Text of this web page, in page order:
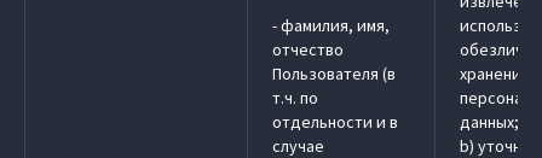
- фамилия, имя,
отчество
Пользователя (в
т.ч. по
отдельности и в
случае
хранение
данных;
b)